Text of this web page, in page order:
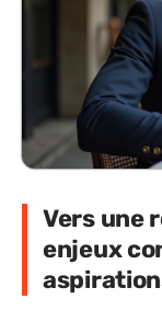
Vers une
enjeux